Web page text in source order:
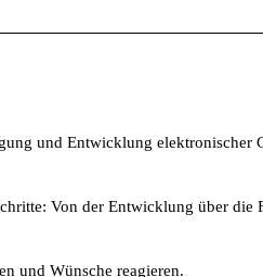
und Entwicklung
Von der Entwicklung über
und Wünsche reagieren.